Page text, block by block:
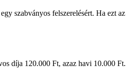
szabványos felszerelésért. Ha ezt az
díja 120.000 Ft, azaz havi 10.000 Ft.